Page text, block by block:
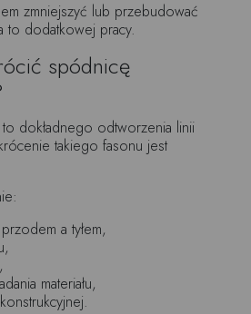
zmniejszyć lub przebudować
to dodatkowej pracy.
spódnicę
dokładnego odtworzenia linii
takiego fasonu jest
a tyłem,
materiału,